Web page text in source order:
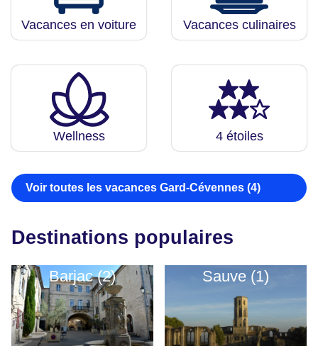
Vacances en voiture Vacances culinaires
Wellness 4 étoiles
Voir toutes les vacances Gard-Cévennes (4)
Destinations populaires
Barjac (2) Sauve (1)